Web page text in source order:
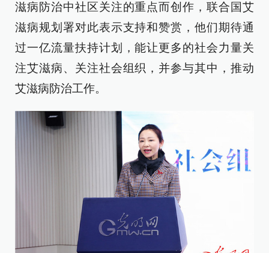
滋病防治中社区关注的重点而创作，联合国艾
滋病规划署对此表示支持和赞赏，他们期待通
过一亿流量扶持计划，能让更多的社会力量关
注艾滋病、关注社会组织，并参与其中，推动
艾滋病防治工作。